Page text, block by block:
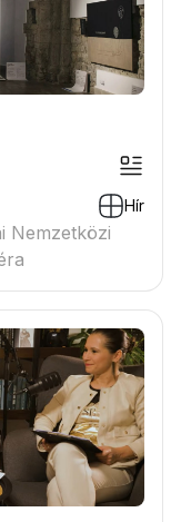
Hír
Nemzetközi